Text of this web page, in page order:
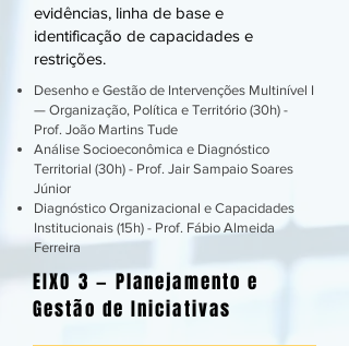
evidências, linha de base e
identificação de capacidades e
restrições.
Desenho e Gestão de Intervenções Multinível I
— Organização, Política e Território (30h) -
Prof. João Martins Tude
Análise Socioeconômica e Diagnóstico
Territorial (30h) - Prof. Jair Sampaio Soares
Júnior
Diagnóstico Organizacional e Capacidades
Institucionais (15h) - Prof. Fábio Almeida
Ferreira
EIXO 3 — Planejamento e
Gestão de Iniciativas